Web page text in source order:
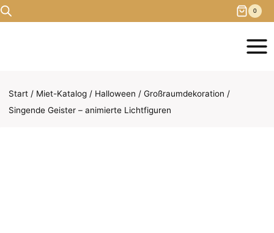
Zum
0
Start / Miet-Katalog / Halloween / Großraumdekoration /
Singende Geister – animierte Lichtfiguren